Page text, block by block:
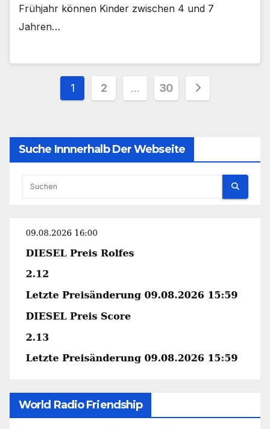
Frühjahr können Kinder zwischen 4 und 7
Jahren…
Seitennummerierung
Beiträge
1 2 … 30
Suche Innnerhalb Der Webseite
World Radio Friendship